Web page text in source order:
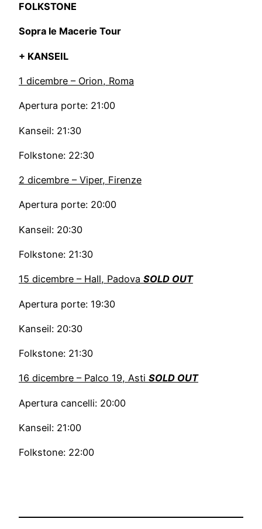
FOLKSTONE
Sopra le Macerie Tour
+ KANSEIL
1 dicembre – Orion, Roma
Apertura porte: 21:00
Kanseil: 21:30
Folkstone: 22:30
2 dicembre – Viper, Firenze
Apertura porte: 20:00
Kanseil: 20:30
Folkstone: 21:30
15 dicembre – Hall, Padova SOLD OUT
Apertura porte: 19:30
Kanseil: 20:30
Folkstone: 21:30
16 dicembre – Palco 19, Asti SOLD OUT
Apertura cancelli: 20:00
Kanseil: 21:00
Folkstone: 22:00